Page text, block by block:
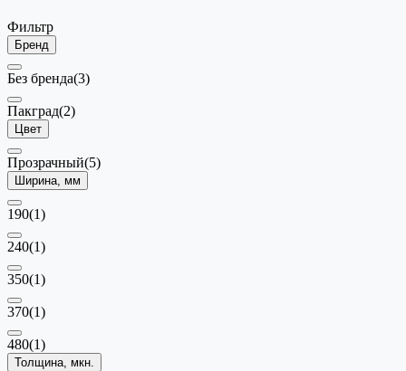
Фильтр
Бренд
Без бренда(3)
Пакград(2)
Цвет
Прозрачный(5)
Ширина, мм
190(1)
240(1)
350(1)
370(1)
480(1)
Толщина, мкн.